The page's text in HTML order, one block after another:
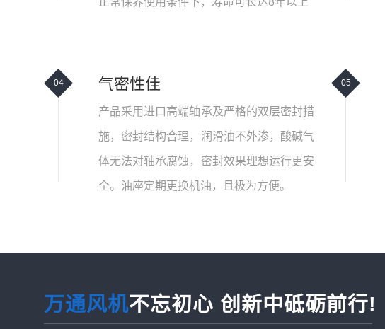
04 气密性佳
产品采用进口高端轴承及严格的双层密封措
施，密封结构合理，润滑油不外渗，酸碱气
体无法对轴承腐蚀，密封效果理想运行更安
全。油座定期更换机油，且极为方便。
05
万通风机不忘初心 创新中砥砺前行!